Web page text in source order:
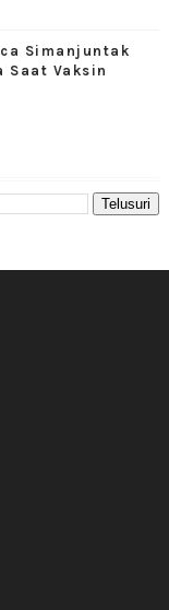
Simanjuntak
Saat Vaksin